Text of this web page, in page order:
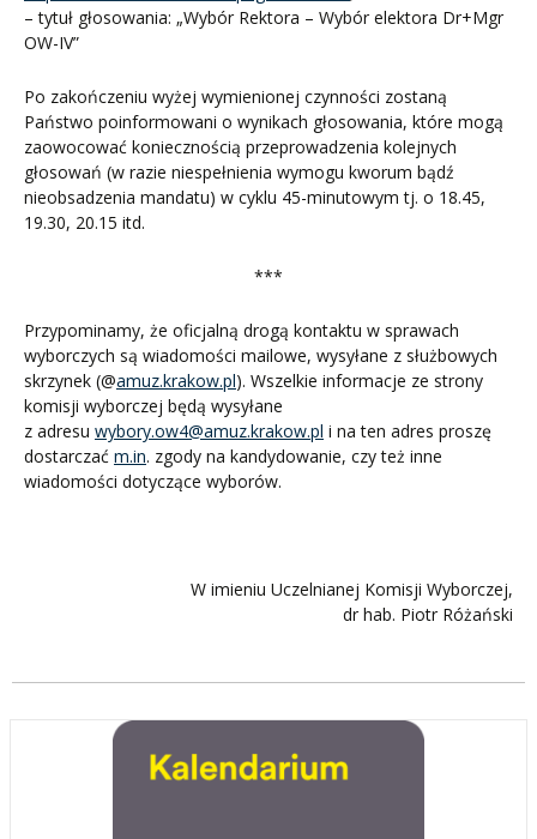
– tytuł głosowania: „Wybór Rektora – Wybór elektora Dr+Mgr
OW-IV”
Po zakończeniu wyżej wymienionej czynności zostaną
Państwo poinformowani o wynikach głosowania, które mogą
zaowocować koniecznością przeprowadzenia kolejnych
głosowań (w razie niespełnienia wymogu kworum bądź
nieobsadzenia mandatu) w cyklu 45-minutowym tj. o 18.45,
19.30, 20.15 itd.
***
Przypominamy, że oficjalną drogą kontaktu w sprawach
wyborczych są wiadomości mailowe, wysyłane z służbowych
skrzynek (@amuz.krakow.pl). Wszelkie informacje ze strony
komisji wyborczej będą wysyłane
z adresu wybory.ow4@amuz.krakow.pl i na ten adres proszę
dostarczać m.in. zgody na kandydowanie, czy też inne
wiadomości dotyczące wyborów.
W imieniu Uczelnianej Komisji Wyborczej,
dr hab. Piotr Różański